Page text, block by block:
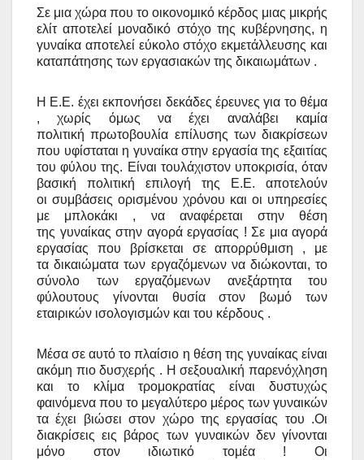
Σε μια χώρα που το οικονομικό κέρδος μιας μικρής
ελίτ αποτελεί μοναδικό στόχο της κυβέρνησης, η
γυναίκα αποτελεί εύκολο στόχο εκμετάλλευσης και
καταπάτησης των εργασιακών της δικαιωμάτων .
Η Ε.Ε. έχει εκπονήσει δεκάδες έρευνες για το θέμα
, χωρίς όμως να έχει αναλάβει καμία
πολιτικήπρωτοβουλία επίλυσης των διακρίσεων
που υφίσταται η γυναίκα στην εργασία της εξαιτίας
τουφύλου της. Είναι τουλάχιστον υποκρισία, όταν
βασική πολιτική επιλογή της Ε.Ε. αποτελούν
οι συμβάσεις ορισμένου χρόνου και οι υπηρεσίες
με μπλοκάκι , να αναφέρεται στην θέση
της γυναίκας στην αγορά εργασίας ! Σε μια αγορά
εργασίας που βρίσκεται σε απορρύθμιση , με
ταδικαιώματα των εργαζόμενων να διώκονται, το
σύνολο των εργαζόμενων ανεξάρτητα του
φύλουτους γίνονται θυσία στον βωμό των
εταιρικών ισολογισμών και του κέρδους .
Μέσα σε αυτό το πλαίσιο η θέση της γυναίκας είναι
ακόμη πιο δυσχερής . Η σεξουαλική παρενόχληση
και το κλίμα τρομοκρατίας είναι δυστυχώς
φαινόμενα που το μεγαλύτερο μέρος των γυναικών
τα έχει βιώσει στον χώρο της εργασίας του .Οι
διακρίσεις εις βάρος των γυναικών δεν γίνονται
μόνο στον ιδιωτικό τομέα ! Οι